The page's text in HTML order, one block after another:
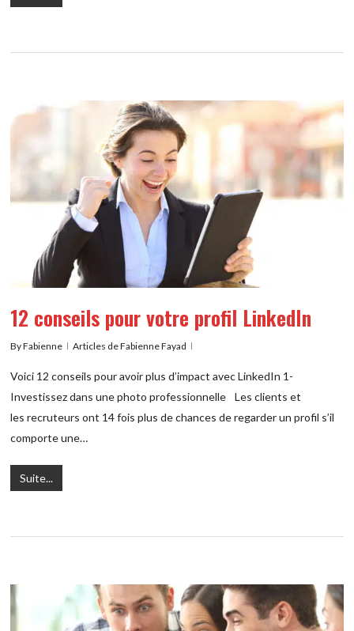
12 conseils pour votre profil LinkedIn
ByFabienne Articles de Fabienne Fayad
Voici 12 conseils pour avoir plus d’impact avec LinkedIn 1-
Investissez dans une photo professionnelle Les clients et
les recruteurs ont 14 fois plus de chances de regarder un profil s’il
comporte une…
Suite...